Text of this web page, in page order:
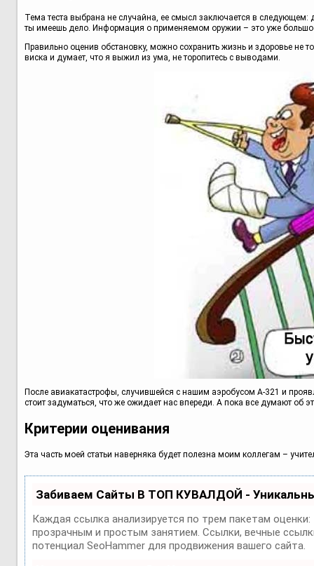
Тема теста выбрана не случайна, ее смысл заключается в
ты имеешь дело. Информация о применяемом оружии – это уже
Правильно оценив обстановку, можно сохранить жизнь и здоровье не
виска и думает, что я выжил из ума, не торопитесь с выводами.
После авиакатастрофы, случившейся с нашим аэробусом А-321 и
стоит задуматься, что же ожидает нас впереди. А пока все думают об
Критерии оценивания
Эта часть моей статьи наверняка будет полезна моим коллегам –
Забиваем Сайты В ТОП КУВАЛДОЙ -
Каждая ссылка анализируется по трем пакетам оценки:
прозрачным и простым занятием. Ссылки, вечные
потенциал SeoHammer для продвижения вашего сайта.